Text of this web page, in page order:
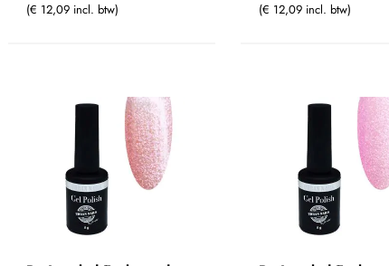
(€ 12,09 incl. btw) (€ 12,09 incl. btw)